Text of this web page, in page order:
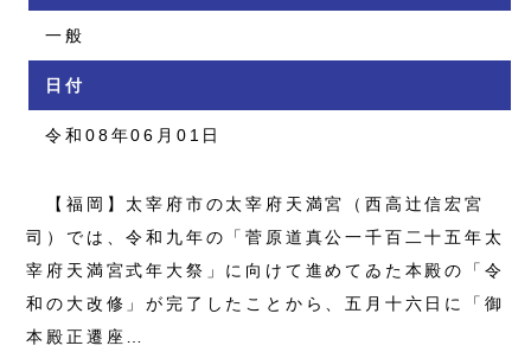
一般
日付
令和08年06月01日
【福岡】太宰府市の太宰府天満宮（西高辻信宏宮
司）では、令和九年の「菅原道真公一千百二十五年太
宰府天満宮式年大祭」に向けて進めてゐた本殿の「令
和の大改修」が完了したことから、五月十六日に「御
本殿正遷座…